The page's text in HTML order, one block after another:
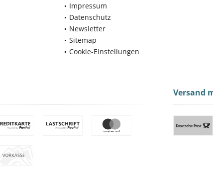
Impressum
Datenschutz
Newsletter
Sitemap
Cookie-Einstellungen
Versand